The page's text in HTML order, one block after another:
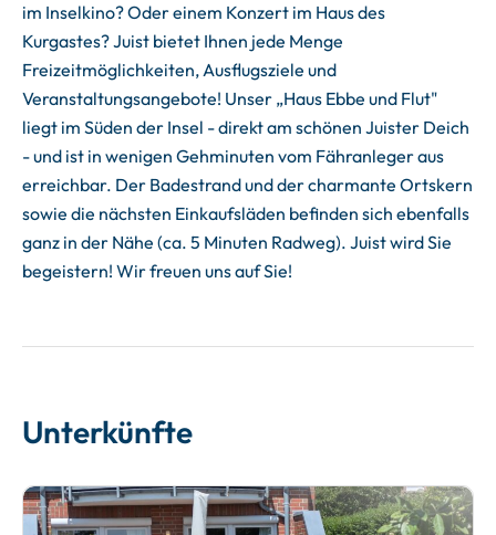
im Inselkino? Oder einem Konzert im Haus des
Kurgastes? Juist bietet Ihnen jede Menge
Freizeitmöglichkeiten, Ausflugsziele und
Veranstaltungsangebote! Unser „Haus Ebbe und Flut"
liegt im Süden der Insel - direkt am schönen Juister Deich
- und ist in wenigen Gehminuten vom Fähranleger aus
erreichbar. Der Badestrand und der charmante Ortskern
sowie die nächsten Einkaufsläden befinden sich ebenfalls
ganz in der Nähe (ca. 5 Minuten Radweg). Juist wird Sie
begeistern! Wir freuen uns auf Sie!
Unterkünfte